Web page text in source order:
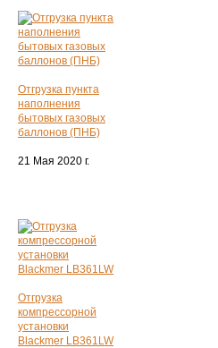
Отгрузка пункта
наполнения
бытовых газовых
баллонов (ПНБ)
21 Мая 2020 г.
Отгрузка
компрессорной
установки
Blackmer LB361LW